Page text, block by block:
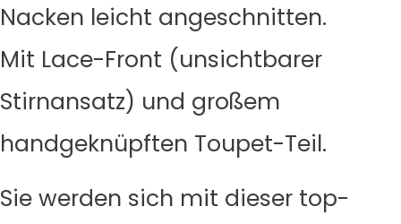
Nacken leicht angeschnitten.
Mit Lace-Front (unsichtbarer
Stirnansatz) und großem
handgeknüpften Toupet-Teil.
Sie werden sich mit dieser top-